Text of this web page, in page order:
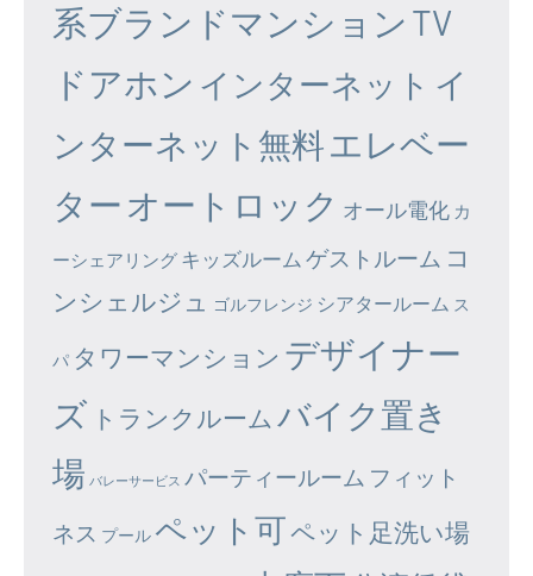
系ブランドマンション TV
ドアホン インターネット イ
ンターネット無料エレベー
ター オートロック オール電化 カ
ーシェアリング キッズルーム ゲストルーム コ
ンシェルジュ
ゴルフレンジ シアタールーム ス
パ タワーマンション デザイナー
ズ トランクルーム バイク置き
場 バレーサービス パーティールーム フィット
ネス プール ペット可ペット足洗い場